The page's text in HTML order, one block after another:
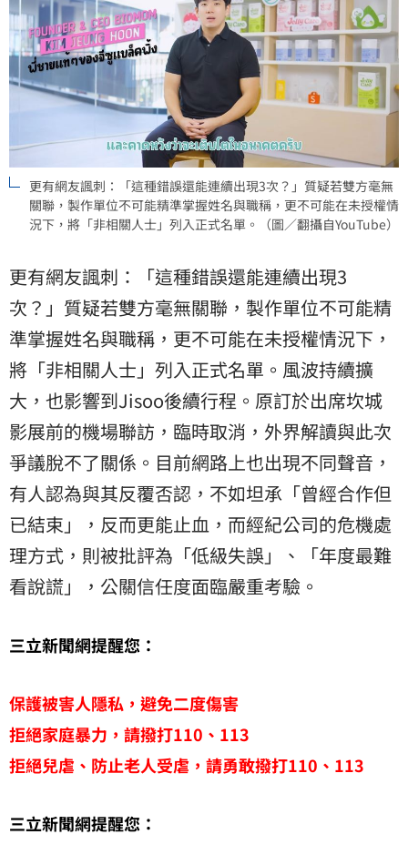
更有網友諷刺：「這種錯誤還能連續出現3次？」質疑若雙方毫無
關聯，製作單位不可能精準掌握姓名與職稱，更不可能在未授權情
況下，將「非相關人士」列入正式名單。（圖／翻攝自YouTube）
更有網友諷刺：「這種錯誤還能連續出現3
次？」質疑若雙方毫無關聯，製作單位不可能精
準掌握姓名與職稱，更不可能在未授權情況下，
將「非相關人士」列入正式名單。風波持續擴
大，也影響到Jisoo後續行程。原訂於出席坎城
影展前的機場聯訪，臨時取消，外界解讀與此次
爭議脫不了關係。目前網路上也出現不同聲音，
有人認為與其反覆否認，不如坦承「曾經合作但
已結束」，反而更能止血，而經紀公司的危機處
理方式，則被批評為「低級失誤」、「年度最難
看說謊」，公關信任度面臨嚴重考驗。
三立新聞網提醒您：
保護被害人隱私，避免二度傷害
拒絕家庭暴力，請撥打110、113
拒絕兒虐、防止老人受虐，請勇敢撥打110、113
三立新聞網提醒您：